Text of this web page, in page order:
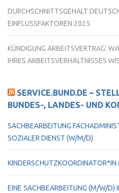
DURCHSCHNITTSGEHALT
EINFLUSSFAKTOREN 2025
KÜNDIGUNG ARBEITSVERTRAG:
IHRES ARBEITSVERHÄLTNISSES
SERVICE.BUND.DE –
BUNDES-, LANDES- UND
SACHBEARBEITUNG
SOZIALER DIENST (W/M/D)
EINE SACHBEARBEITUNG (M/W/D)